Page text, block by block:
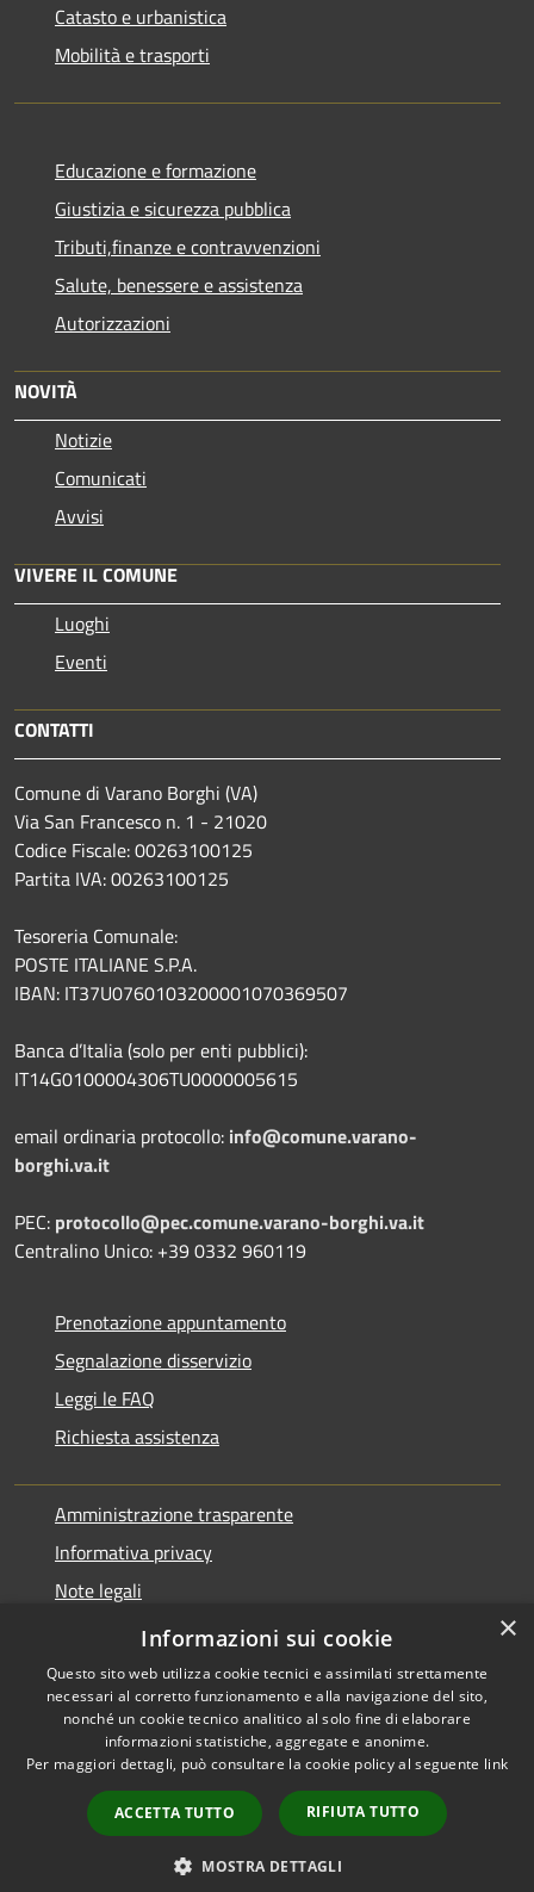
Catasto e urbanistica
Mobilità e trasporti
Educazione e formazione
Giustizia e sicurezza pubblica
Tributi,finanze e contravvenzioni
Salute, benessere e assistenza
Autorizzazioni
NOVITÀ
Notizie
Comunicati
Avvisi
VIVERE IL COMUNE
Luoghi
Eventi
CONTATTI
Comune di Varano Borghi (VA)
Via San Francesco n. 1 - 21020
Codice Fiscale: 00263100125
Partita IVA: 00263100125
Tesoreria Comunale:
POSTE ITALIANE S.P.A.
IBAN: IT37U0760103200001070369507
Banca d’Italia (solo per enti pubblici):
IT14G0100004306TU0000005615
email ordinaria protocollo: info@comune.varano-
borghi.va.it
PEC: protocollo@pec.comune.varano-borghi.va.it
Centralino Unico: +39 0332 960119
Prenotazione appuntamento
Segnalazione disservizio
Leggi le FAQ
Richiesta assistenza
Amministrazione trasparente
Informativa privacy
Note legali
Dichiarazione di accessibilità
Accessibilità
Copyright © 2026 • Comune di
Varano Borghi • Powered by
Municipium•
Accesso
redazione
×
Informazioni sui cookie
Questo sito web utilizza cookie tecnici e assimilati strettamente
necessari al corretto funzionamento e alla navigazione del sito,
nonché un cookie tecnico analitico al solo fine di elaborare
informazioni statistiche, aggregate e anonime.
Per maggiori dettagli, può consultare la cookie policy al seguente link
ACCETTA TUTTO RIFIUTA TUTTO
MOSTRA DETTAGLI